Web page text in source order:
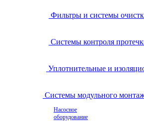
Фильтры и системы
Системы контроля
Уплотнительные и
Системы модульного
Насосное
оборудование